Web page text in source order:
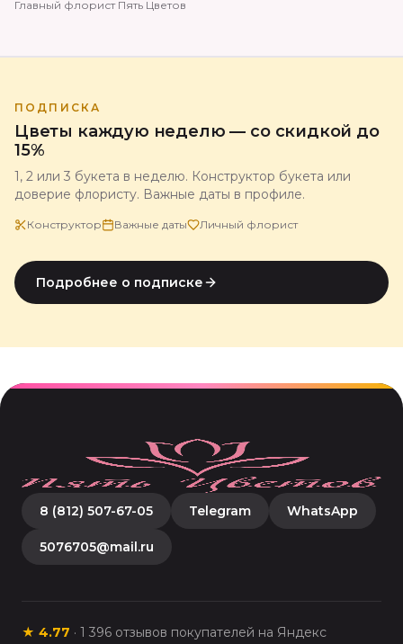
Главный флорист Пять Цветов
ПОДПИСКА
Цветы каждую неделю — со скидкой до
15%
1, 2 или 3 букета в неделю. Конструктор букета или
доверие флористу. Важные даты в профиле.
Конструктор Важные даты Личный флорист
Подробнее о подписке
8 (812) 507-67-05 Telegram WhatsApp
5076705@mail.ru
★ 4.77 · 1 396 отзывов покупателей на Яндекс